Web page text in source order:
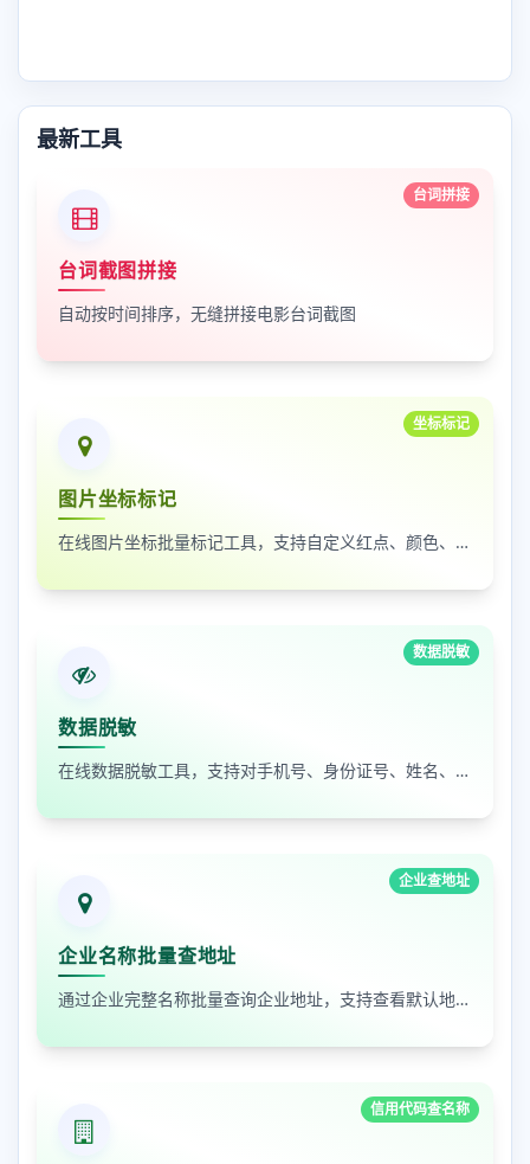
最新工具
台词拼接
台词截图拼接
自动按时间排序，无缝拼接电影台词截图
坐标标记
图片坐标标记
在线图片坐标批量标记工具，支持自定义红点、颜色、大小及序号
数据脱敏
数据脱敏
在线数据脱敏工具，支持对手机号、身份证号、姓名、邮箱等敏感数据进行批量脱敏处理，保护隐私安全
企业查地址
企业名称批量查地址
通过企业完整名称批量查询企业地址，支持查看默认地址、年报地址和注册地址，适合企业资料整理和工商信息核对
信用代码查名称